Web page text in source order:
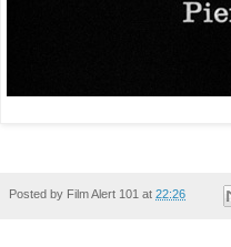
Posted by Film Alert 101 at 22:26